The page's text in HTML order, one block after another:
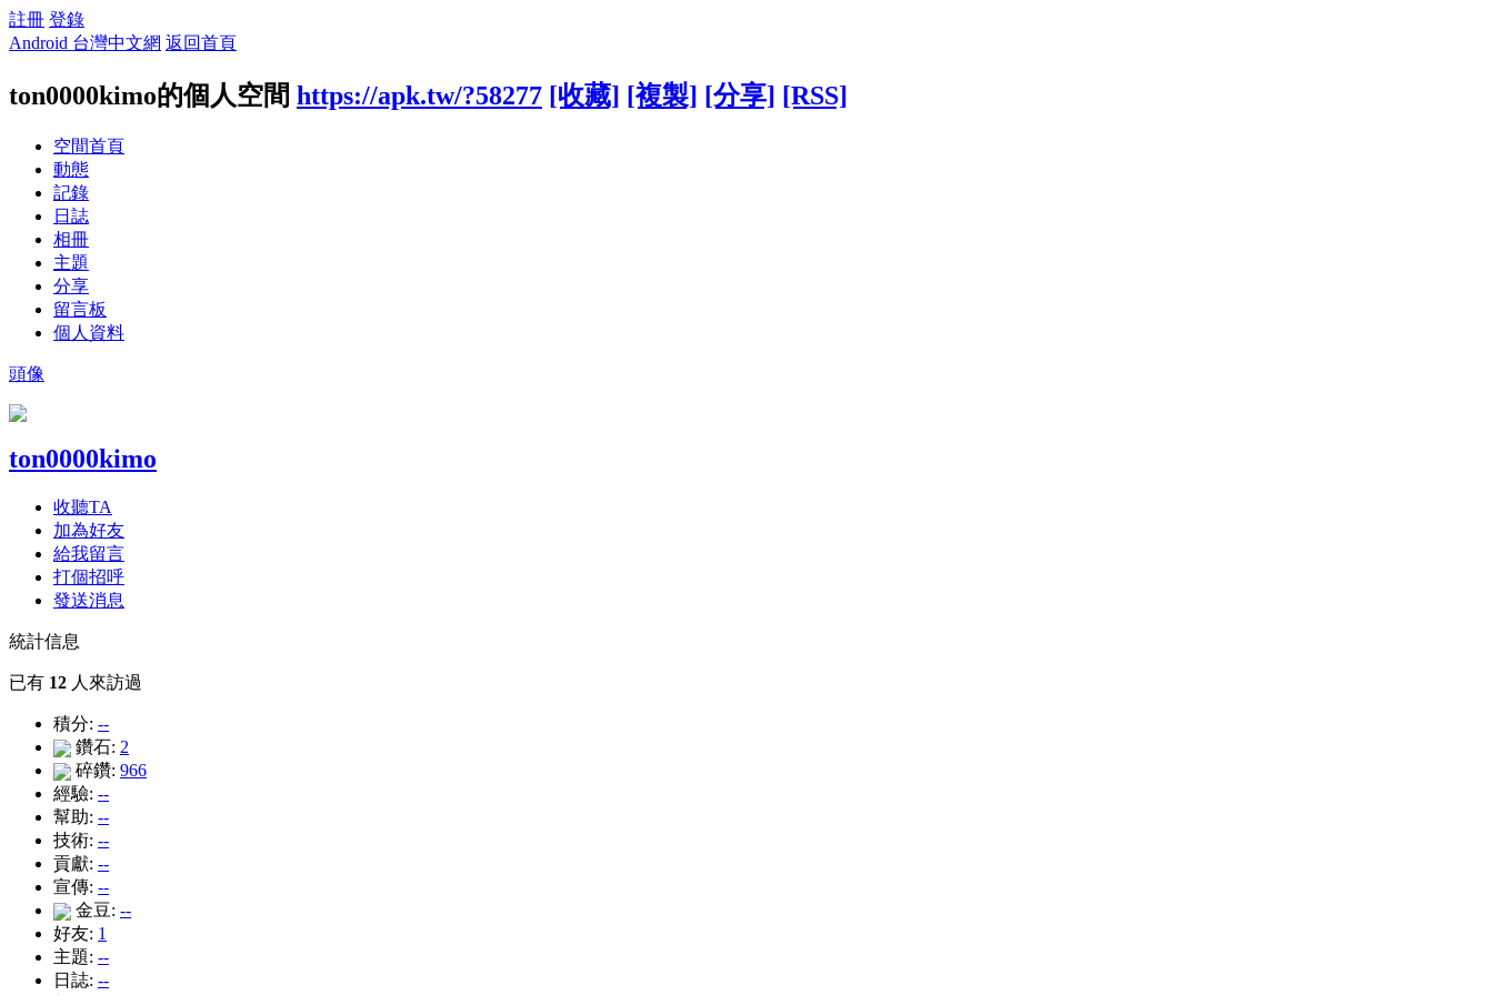
註冊 登錄
Android 台灣中文網 返回首頁
ton0000kimo的個人空間 https://apk.tw/?58277 [收藏] [複製] [分享] [RSS]
空間首頁
動態
記錄
日誌
相冊
主題
分享
留言板
個人資料
頭像
ton0000kimo
收聽TA
加為好友
給我留言
打個招呼
發送消息
統計信息
已有 12 人來訪過
積分: --
鑽石: 2
碎鑽: 966
經驗: --
幫助: --
技術: --
貢獻: --
宣傳: --
金豆: --
好友: 1
主題: --
日誌: --